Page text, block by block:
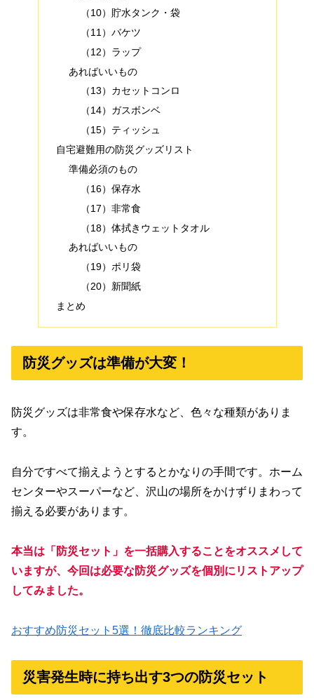
（10）貯水タンク・袋
（11）バケツ
（12）ラップ
あればいいもの
（13）カセットコンロ
（14）ガスボンベ
（15）ティッシュ
自宅避難用の防災グッズリスト
準備必須のもの
（16）保存水
（17）非常食
（18）体拭きウェットタオル
あればいいもの
（19）ポリ袋
（20）新聞紙
まとめ
防災グッズは準備が大変！
防災グッズは非常食や保存水など、色々な種類がありま
す。
自分ですべて揃えようとするとかなりの手間です。ホーム
センターやスーパーなど、沢山の場所をかけずりまわって
揃える必要があります。
本当は「防災セット」を一括購入することをオススメして
いますが、今回は必要な防災グッズを個別にリストアップ
してみました。
おすすめ防災セット5選！徹底比較ランキング
災害発生時に持ち出す3つの防災セット